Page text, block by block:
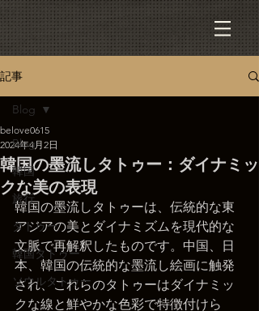
記事
Blog
韓国
旅行
タトゥー
韓国タトゥー
ソウルタトゥー
Blog
韓国の墨流しタトゥー：ダイナミッ
クな美の表現
belove0615
2024年4月2日
韓国の墨流しタトゥーは、伝統的な東
アジアの美とダイナミズムを現代的な
文脈で再解釈したものです。中国、日
本、韓国の伝統的な墨流し絵画に触発
され、これらのタトゥーはダイナミッ
クな線と鮮やかな色彩で特徴付けら